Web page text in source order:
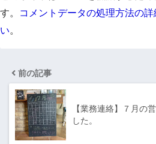
す。
コメントデータの処理方法の
い。
前の記事
【業務連絡】７月の
した。